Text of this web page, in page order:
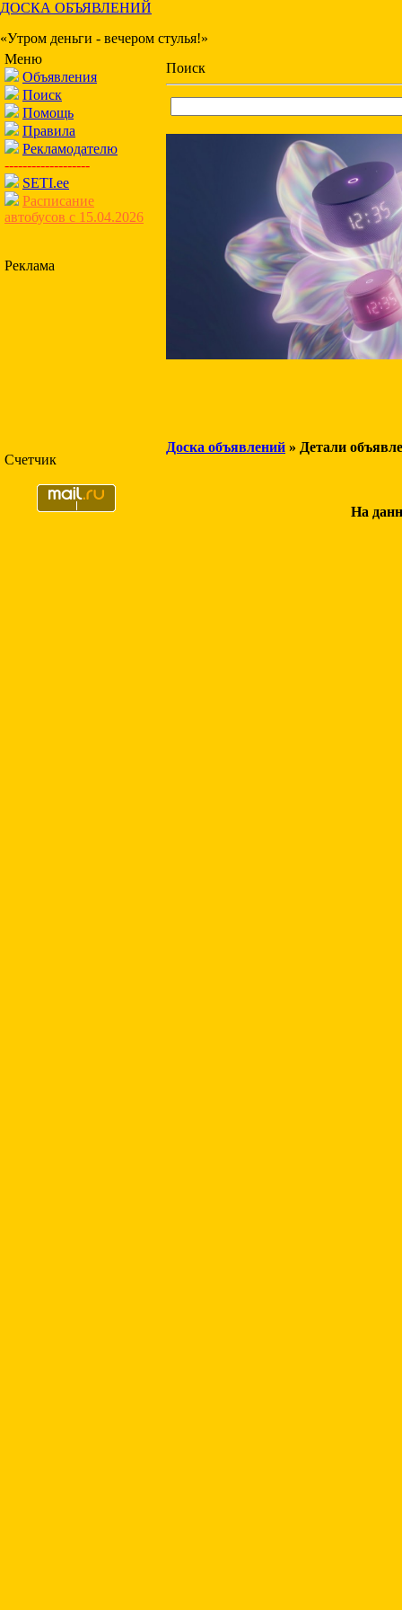
ДОСКА ОБЪЯВЛЕНИЙ
«Утром деньги - вечером стулья!»
Меню
Объявления
Поиск
Помощь
Правила
Рекламодателю
-------------------
SETI.ee
Расписание
автобусов с 15.04.2026
Реклама
Счетчик
Поиск
Доска объявлений » Детали
На